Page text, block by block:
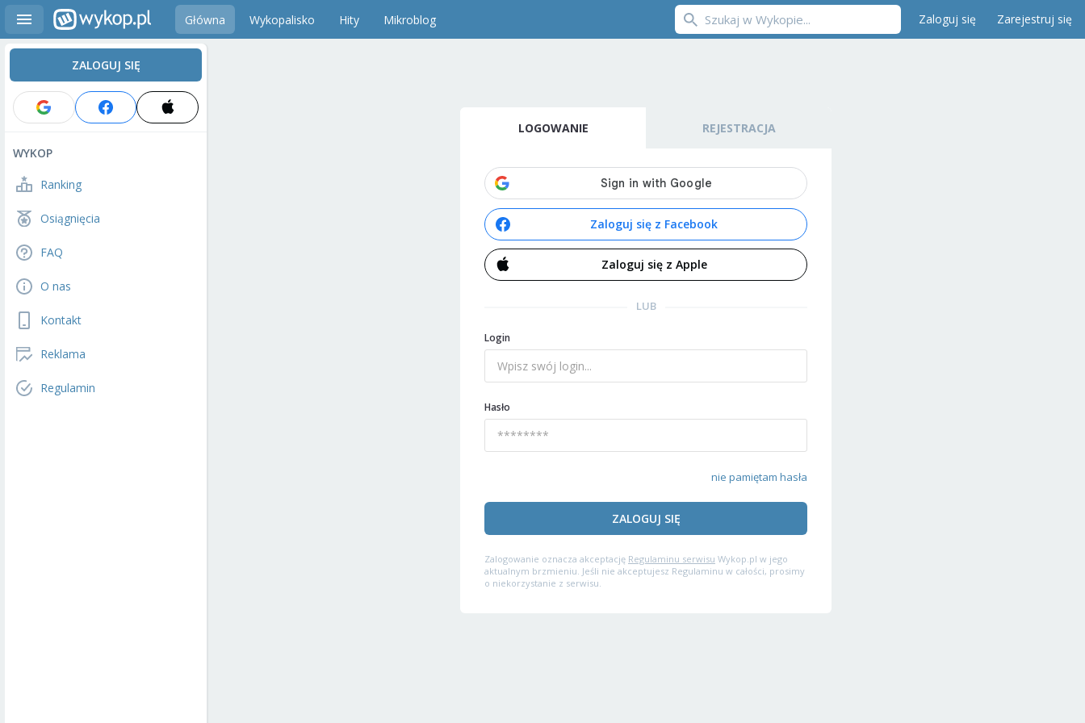
Główna Wykopalisko Hity Mikroblog Zaloguj się Zarejestruj się
ZALOGUJ SIĘ
WYKOP
Ranking
Osiągnięcia
FAQ
O nas
Kontakt
Reklama
Regulamin
LOGOWANIE REJESTRACJA
Zaloguj się z Facebook
Zaloguj się z Apple
LUB
Login
Hasło
nie pamiętam hasła
ZALOGUJ SIĘ
Zalogowanie oznacza akceptację Regulaminu serwisu Wykop.pl w jego
aktualnym brzmieniu. Jeśli nie akceptujesz Regulaminu w całości, prosimy
o niekorzystanie z serwisu.